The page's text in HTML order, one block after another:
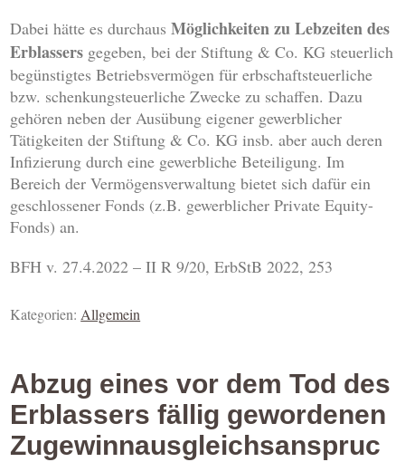
Dabei hätte es durchausMöglichkeiten zu Lebzeiten des
Erblassers gegeben, bei der Stiftung & Co. KG steuerlich
begünstigtes Betriebsvermögen für erbschaftsteuerliche
bzw. schenkungsteuerliche Zwecke zu schaffen. Dazu
gehören neben der Ausübung eigener gewerblicher
Tätigkeiten der Stiftung & Co. KG insb. aber auch deren
Infizierung durch eine gewerbliche Beteiligung. Im
Bereich der Vermögensverwaltung bietet sich dafür ein
geschlossener Fonds (z.B. gewerblicher Private Equity-
Fonds) an.
BFH v. 27.4.2022 – II R 9/20, ErbStB 2022, 253
Kategorien:Allgemein
Abzug eines vor dem Tod des
Erblassers fällig gewordenen
Zugewinnausgleichsanspruc